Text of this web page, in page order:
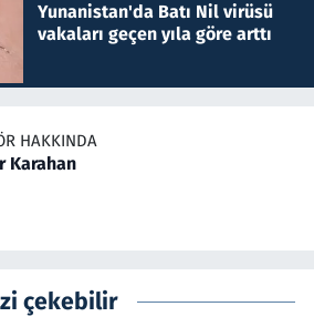
Yunanistan'da Batı Nil virüsü
vakaları geçen yıla göre arttı
HAKKINDA
Karahan
çekebilir